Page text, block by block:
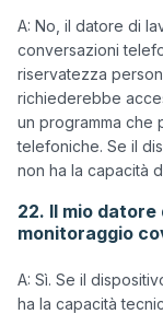
A: No, il datore di
conversazioni
riservatezza
richiederebbe
un programma che
telefoniche. Se il
22. Il mio
monitoraggio
A: Sì. Se il
ha la capacità